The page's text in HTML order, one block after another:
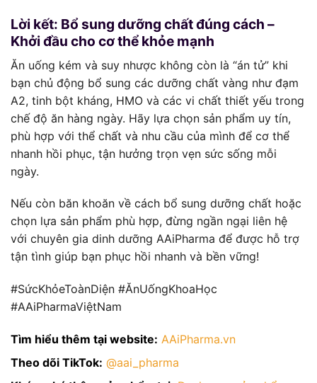
Lời kết: Bổ sung dưỡng chất đúng cách –
Khởi đầu cho cơ thể khỏe mạnh
Ăn uống kém và suy nhược không còn là “án tử” khi
bạn chủ động bổ sung các dưỡng chất vàng như đạm
A2, tinh bột kháng, HMO và các vi chất thiết yếu trong
chế độ ăn hàng ngày. Hãy lựa chọn sản phẩm uy tín,
phù hợp với thể chất và nhu cầu của mình để cơ thể
nhanh hồi phục, tận hưởng trọn vẹn sức sống mỗi
ngày.
Nếu còn băn khoăn về cách bổ sung dưỡng chất hoặc
chọn lựa sản phẩm phù hợp, đừng ngần ngại liên hệ
với chuyên gia dinh dưỡng AAiPharma để được hỗ trợ
tận tình giúp bạn phục hồi nhanh và bền vững!
#SứcKhỏeToànDiện #ĂnUốngKhoaHọc
#AAiPharmaViệtNam
Tìm hiểu thêm tại website: AAiPharma.vn
Theo dõi TikTok: @aai_pharma